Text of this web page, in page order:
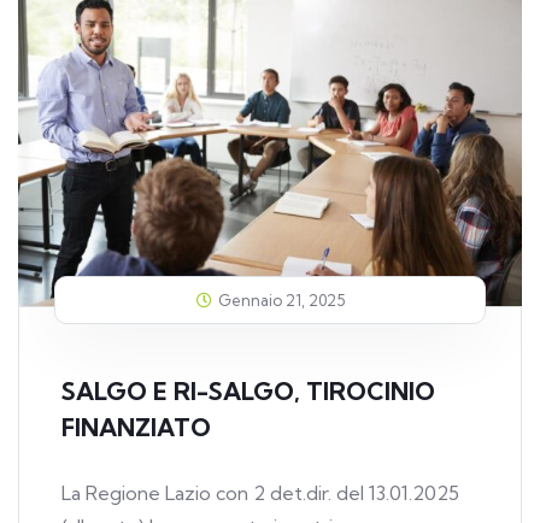
Gennaio 21, 2025
SALGO E RI-SALGO, TIROCINIO
FINANZIATO
La Regione Lazio con 2 det.dir. del 13.01.2025